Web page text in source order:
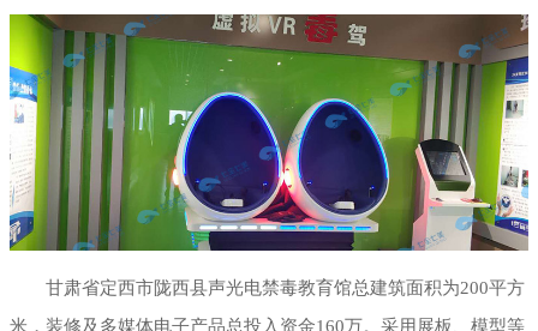
甘肃省定西市陇西县声光电禁毒教育馆总建筑面积为200平方
米，装修及多媒体电子产品总投入资金160万。采用展板、模型等